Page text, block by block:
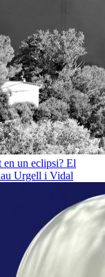
en un eclipsi? El
Urgell i Vidal